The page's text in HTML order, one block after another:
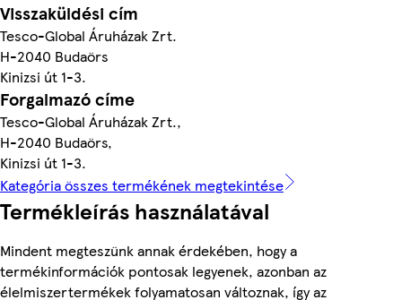
Visszaküldési cím
Tesco-Global Áruházak Zrt.
H-2040 Budaörs
Kinizsi út 1-3.
Forgalmazó címe
Tesco-Global Áruházak Zrt.,
H-2040 Budaörs,
Kinizsi út 1-3.
Kategória összes termékének megtekintése
Termékleírás használatával
Mindent megteszünk annak érdekében, hogy a
termékinformációk pontosak legyenek, azonban az
élelmiszertermékek folyamatosan változnak, így az